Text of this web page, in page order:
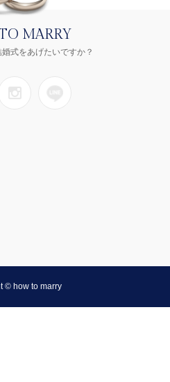
MARRY
式をあげたいですか？
© how to marry